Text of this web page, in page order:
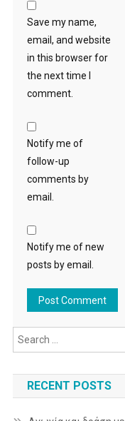
Save my name,
email, and website
in this browser for
the next time I
comment.
Notify me of
follow-up
comments by
email.
Notify me of new
posts by email.
RECENT POSTS